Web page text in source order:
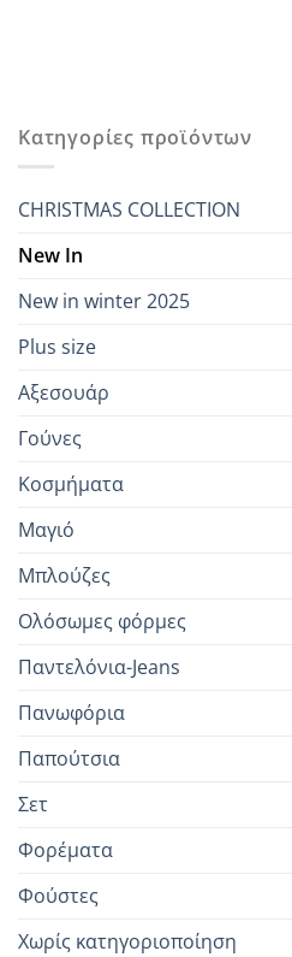
Κατηγορίες προϊόντων
CHRISTMAS COLLECTION
New In
New in winter 2025
Plus size
Αξεσουάρ
Γούνες
Κοσμήματα
Μαγιό
Μπλούζες
Ολόσωμες φόρμες
Παντελόνια-Jeans
Πανωφόρια
Παπούτσια
Σετ
Φορέματα
Φούστες
Χωρίς κατηγοριοποίηση